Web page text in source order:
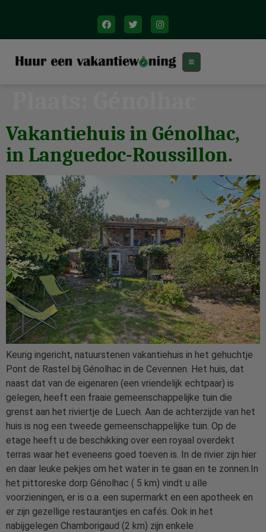
Vakantiehuis in Génolhac,
in Languedoc-Roussillon.
Keurig ingericht, natuurstenen vakantiehuis in het gehuchtje
Pont de Rastel bij Génolhac in de Cevennen. Het huis, dat
naast dat van de eigenaren (een vriendelijk echtpaar) is
gelegen, heeft een fraaie gemeenschappelijke tuin die
grenst aan het riviertje de Luech. Aan de achterzijde van het
huis is nog een tweede gemeenschappelijke tuin. Op de
etage heeft u de beschikking over een royaal overdekt
terras waar het eveneens goed toeven is. In de rivier zijn hier
en daar leuke pekjes om het water in te gaan en te zonnen.In
het pittoreske dorp Génolhac ( 5 km) vindt u alle
voorzieningen, er is o.a. een supermarkt en een apotheek en
er zijn gezellige restaurantjes en cafés. Ook in het
nabijgelegen Chamborigaud (2 km) zijn enkele